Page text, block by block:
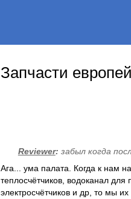
Запчасти
Reviewer: забыл когда
Ага... ума палата. Когда к нам
теплосчётчиков, водоканал
электросчётчиков и др, то мы